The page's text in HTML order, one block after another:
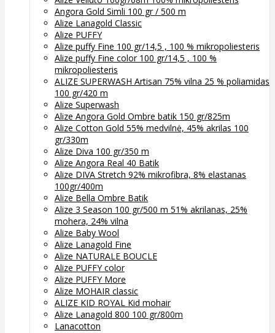
Angora Gold Simli 100 gr / 500 m
Alize Lanagold Classic
Alize PUFFY
Alize puffy Fine 100 gr/14,5 , 100 % mikropoliesteris
Alize puffy Fine color 100 gr/14,5 , 100 %
mikropoliesteris
ALIZE SUPERWASH Artisan 75% vilna 25 % poliamidas
100 gr/420 m
Alize Superwash
Alize Angora Gold Ombre batik 150 gr/825m
Alize Cotton Gold 55% medvilnė, 45% akrilas 100
gr/330m
Alize Diva 100 gr/350 m
Alize Angora Real 40 Batik
Alize DIVA Stretch 92% mikrofibra, 8% elastanas
100gr/400m
Alize Bella Ombre Batik
Alize 3 Season 100 gr/500 m 51% akrilanas, 25%
mohera, 24% vilna
Alize Baby Wool
Alize Lanagold Fine
Alize NATURALE BOUCLE
Alize PUFFY color
Alize PUFFY More
Alize MOHAIR classic
ALIZE KID ROYAL Kid mohair
Alize Lanagold 800 100 gr/800m
Lanacotton